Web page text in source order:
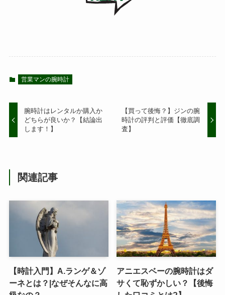
営業マンの腕時計
腕時計はレンタルか購入か
どちらが良いか？【結論出
します！】
【買って後悔？】ジンの腕
時計の評判と評価【徹底調
査】
関連記事
【時計入門】A.ランゲ＆ゾ
ーネとは？|なぜそんなに高
アニエスベーの腕時計はダ
サくて恥ずかしい？【後悔